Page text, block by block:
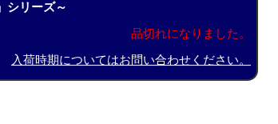
シリーズ～
品切れになりました。
入荷時期についてはお問い合わせください。